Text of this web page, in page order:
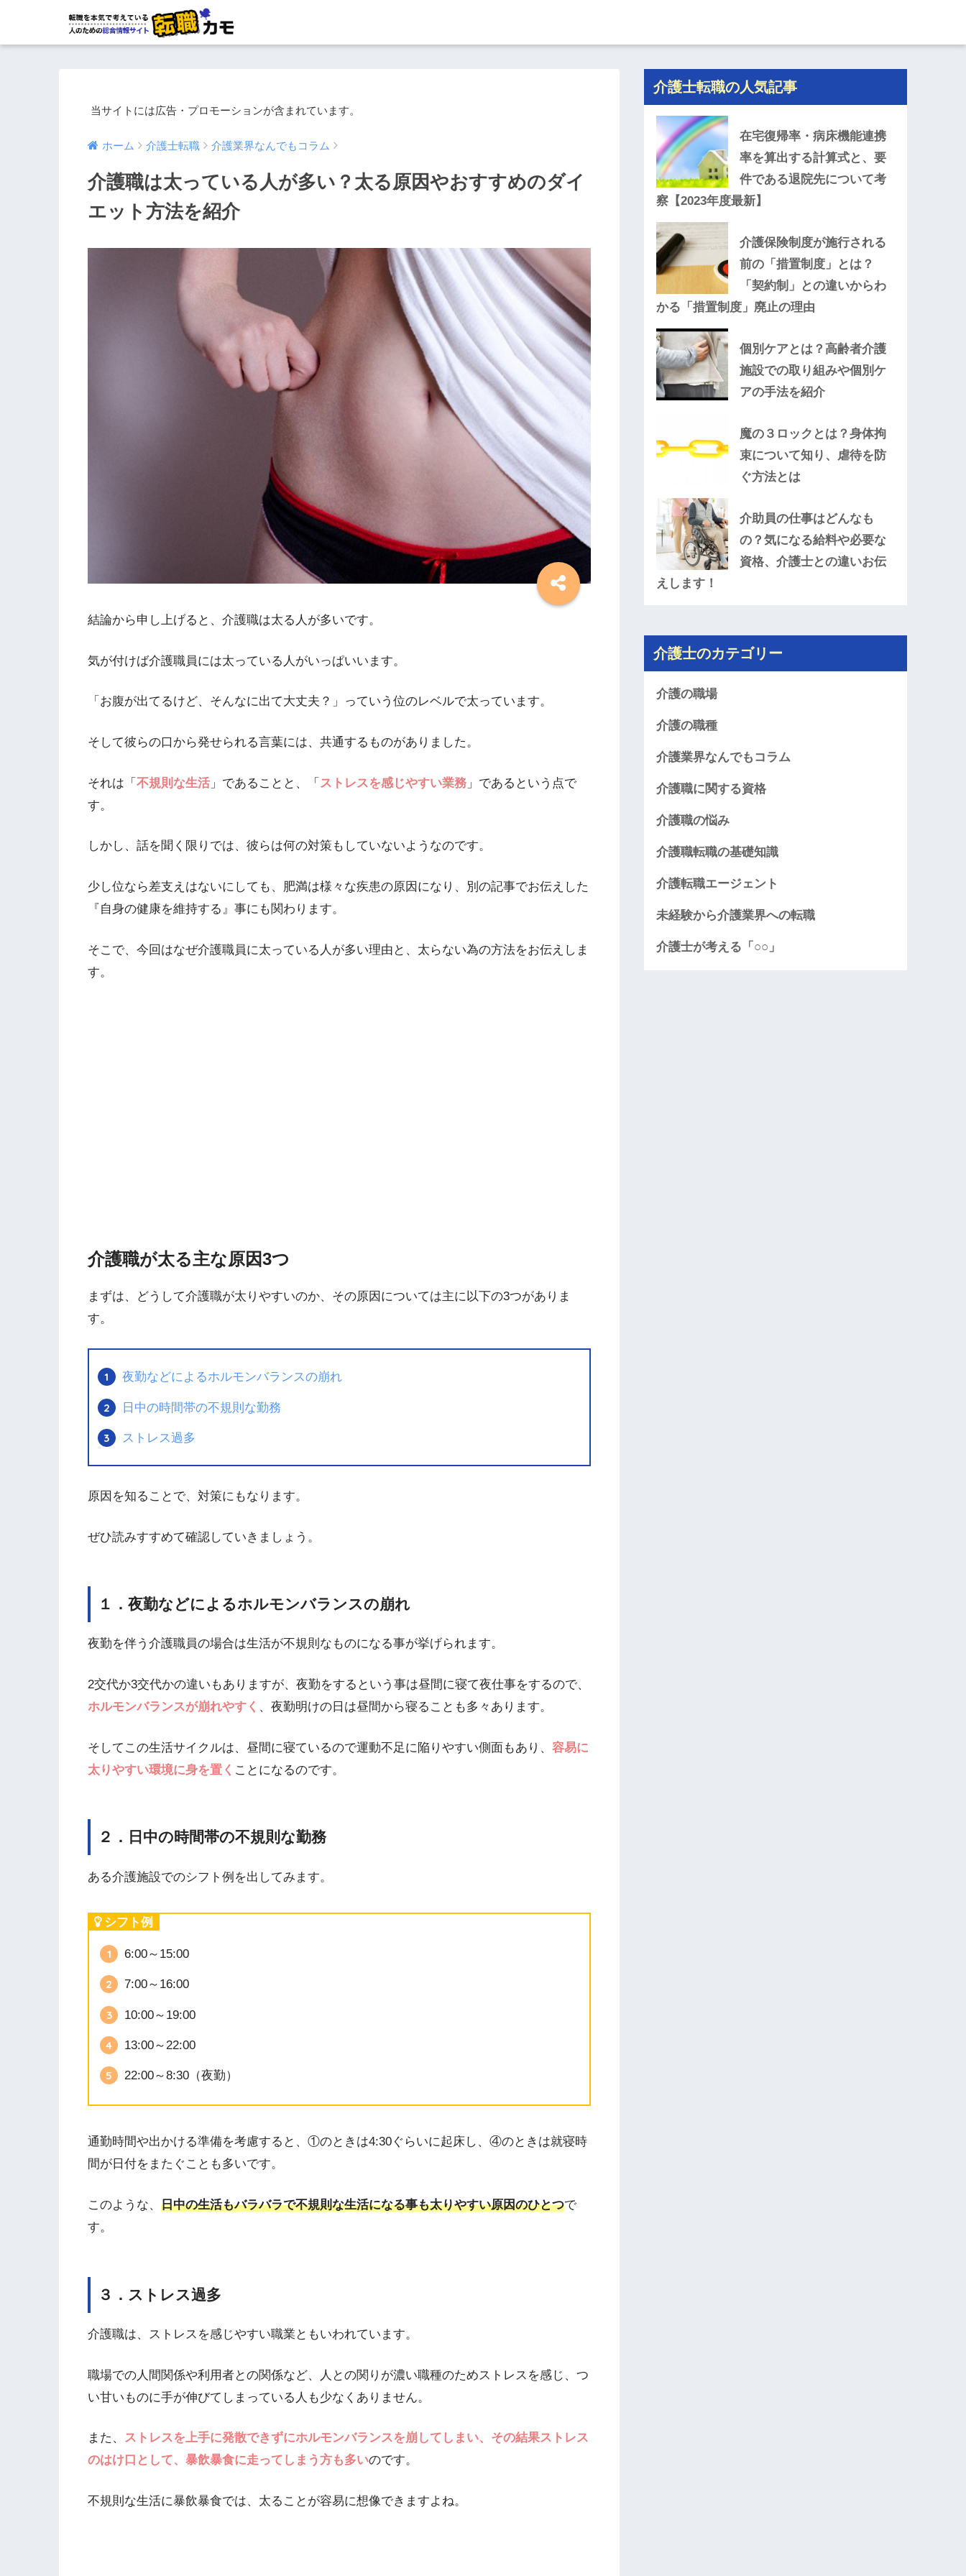
当サイトには広告・プロモーションが含まれています。
ホーム 介護士転職 介護業界なんでもコラム
介護職は太っている人が多い？太る原因やおすすめのダイ
エット方法を紹介
結論から申し上げると、介護職は太る人が多いです。
気が付けば介護職員には太っている人がいっぱいいます。
「お腹が出てるけど、そんなに出て大丈夫？」っていう位のレベルで太っています。
そして彼らの口から発せられる言葉には、共通するものがありました。
それは「 不規則な生活 」であることと、「 ストレスを感じやすい業務 」であるという点で
す。
しかし、話を聞く限りでは、彼らは何の対策もしていないようなのです。
少し位なら差支えはないにしても、肥満は様々な疾患の原因になり、別の記事でお伝えした
『自身の健康を維持する』事にも関わります。
そこで、今回はなぜ介護職員に太っている人が多い理由と、太らない為の方法をお伝えしま
す。
介護職が太る主な原因3つ
まずは、どうして介護職が太りやすいのか、その原因については主に以下の3つがありま
す。
夜勤などによるホルモンバランスの崩れ
日中の時間帯の不規則な勤務
ストレス過多
原因を知ることで、対策にもなります。
ぜひ読みすすめて確認していきましょう。
１．夜勤などによるホルモンバランスの崩れ
夜勤を伴う介護職員の場合は生活が不規則なものになる事が挙げられます。
2交代か3交代かの違いもありますが、夜勤をするという事は昼間に寝て夜仕事をするので、
ホルモンバランスが崩れやすく 、夜勤明けの日は昼間から寝ることも多々あります。
そしてこの生活サイクルは、昼間に寝ているので運動不足に陥りやすい側面もあり、 容易に
太りやすい環境に身を置く ことになるのです。
２．日中の時間帯の不規則な勤務
ある介護施設でのシフト例を出してみます。
シフト例
6:00～15:00
7:00～16:00
10:00～19:00
13:00～22:00
22:00～8:30（夜勤）
通勤時間や出かける準備を考慮すると、①のときは4:30ぐらいに起床し、④のときは就寝時
間が日付をまたぐことも多いです。
このような、 日中の生活もバラバラで不規則な生活になる事も太りやすい原因のひとつで
す。
３．ストレス過多
介護職は、ストレスを感じやすい職業ともいわれています。
職場での人間関係や利用者との関係など、人との関りが濃い職種のためストレスを感じ、つ
い甘いものに手が伸びてしまっている人も少なくありません。
また、 ストレスを上手に発散できずにホルモンバランスを崩してしまい、その結果ストレス
のはけ口として、暴飲暴食に走ってしまう方も多いのです。
不規則な生活に暴飲暴食では、太ることが容易に想像できますよね。
介護士転職の人気記事
在宅復帰率・病床機能連携
率を算出する計算式と、要
件である退院先について考
察【2023年度最新】
介護保険制度が施行される
前の「措置制度」とは？
「契約制」との違いからわ
かる「措置制度」廃止の理由
個別ケアとは？高齢者介護
施設での取り組みや個別ケ
アの手法を紹介
魔の３ロックとは？身体拘
束について知り、虐待を防
ぐ方法とは
介助員の仕事はどんなも
の？気になる給料や必要な
資格、介護士との違いお伝
えします！
介護士のカテゴリー
介護の職場
介護の職種
介護業界なんでもコラム
介護職に関する資格
介護職の悩み
介護職転職の基礎知識
介護転職エージェント
未経験から介護業界への転職
介護士が考える「○○」